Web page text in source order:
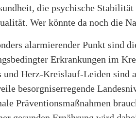
die psychische
Wer könnte da noch die
alarmierender Punkt sind
Erkrankungen im
und Herz-Kreislauf-Leiden sind
besorgniserregende
Präventionsmaßnahmen